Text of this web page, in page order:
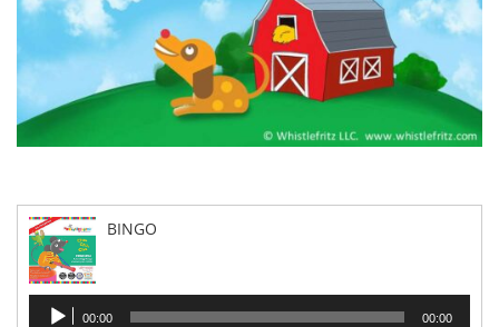
BINGO
Reproductor
00:00 00:00